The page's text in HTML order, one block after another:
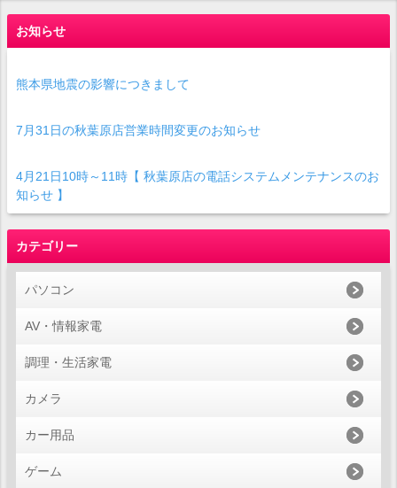
お知らせ
熊本県地震の影響につきまして
7月31日の秋葉原店営業時間変更のお知らせ
4月21日10時～11時【 秋葉原店の電話システムメンテナンスのお
知らせ 】
カテゴリー
パソコン
AV・情報家電
調理・生活家電
カメラ
カー用品
ゲーム